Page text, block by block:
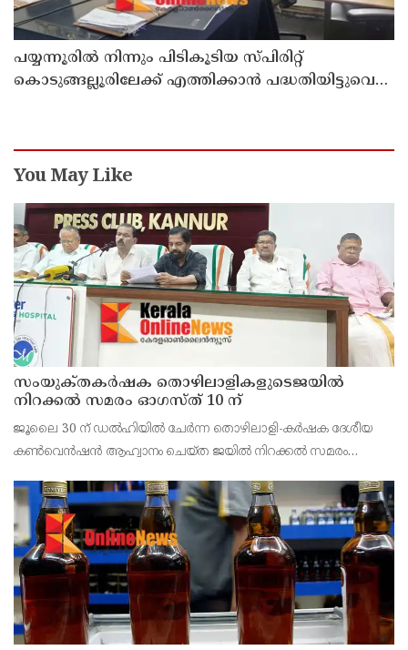
പയ്യന്നൂരിൽ നിന്നും പിടികൂടിയ സ്പിരിറ്റ്
കൊടുങ്ങല്ലൂരിലേക്ക് എത്തിക്കാൻ പദ്ധതിയിട്ടുവെന്ന്
You May Like
സംയുക്‌തകർഷക തൊഴിലാളികളുടെജയിൽ
നിറക്കൽ സമരം ഓഗസ്ത് 10 ന്
ജൂലൈ 30 ന് ഡൽഹിയിൽ ചേർന്ന തൊഴിലാളി-കർഷക ദേശീയ
കൺവെൻഷൻ ആഹ്വാനം ചെയ്ത ജയിൽ നിറക്കൽ സമരം
തൊഴിലാളി സംഘടനകളുടെ സംയുക്ത ജില്ലാ സമിതി
തീരുമാനിച്ചു.ഇതിന്റെ ഭാഗമായ